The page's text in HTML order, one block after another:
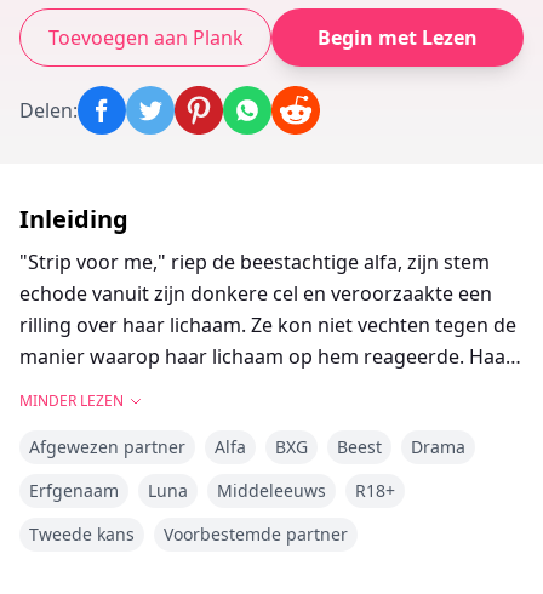
Toevoegen aan Plank Begin met Lezen
Delen:
Inleiding
"Strip voor me," riep de beestachtige alfa, zijn stem
echode vanuit zijn donkere cel en veroorzaakte een
rilling over haar lichaam. Ze kon niet vechten tegen de
manier waarop haar lichaam op hem reageerde. Haar
"Ik kan je natheid ruiken, omega," mompelde hij,
terwijl zijn handen onder haar rok glijden totdat hij
uit haar lippen veroorzaakte toen zijn vingers naar
MINDER LEZEN
Afgewezen partner Alfa BXG Beest
Drama
Erfgenaam
Luna Middeleeuws
R18+
Tweede kans
Voorbestemde partner